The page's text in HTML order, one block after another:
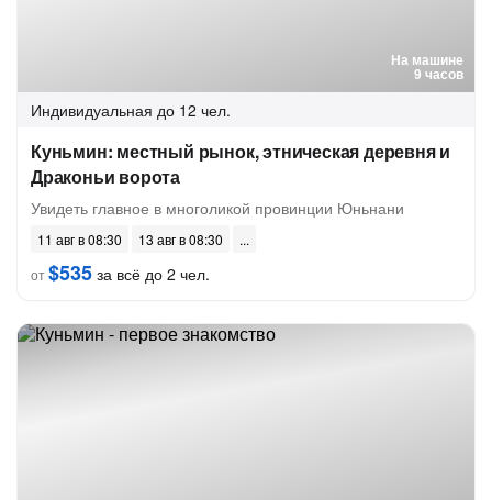
На машине
9 часов
Индивидуальная до 12 чел.
Куньмин: местный рынок, этническая деревня и
Драконьи ворота
Увидеть главное в многоликой провинции Юньнани
11 авг в 08:30
13 авг в 08:30
от$535 за всё до 2 чел.